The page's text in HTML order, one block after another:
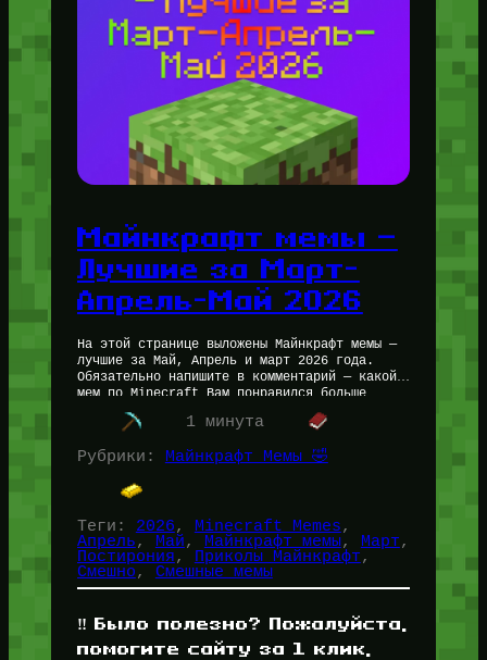
Майнкрафт мемы —
Лучшие за Март-
Апрель-Май 2026
На этой странице выложены Майнкрафт мемы —
лучшие за Май, Апрель и март 2026 года.
Обязательно напишите в комментарий — какой
мем по Minecraft Вам понравился больше
всего! Так же…
1 минута
Рубрики: Майнкрафт Мемы 🤣
Теги: 2026, Minecraft Memes
Апрель, Май, Майнкрафт мемы, Март
Постирония, Приколы Майнкрафт
Смешно, Смешные мемы
‼️ Было полезно? Пожалуйста,
помогите сайту за 1 клик,